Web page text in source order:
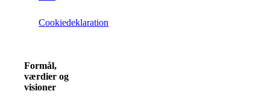
Cookiedeklaration
Formål,
værdier og
visioner